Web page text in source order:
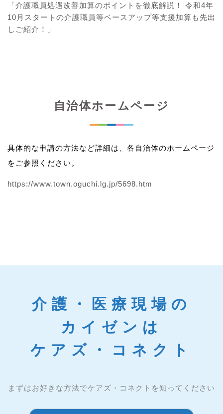
「介護職員処遇改善加算のポイントを徹底解説！ 令和4年
10月スタートの介護職員等ベースアップ等支援加算も先出
しご紹介！」
自治体ホームページ
具体的な申請の方法など詳細は、各自治体のホームページ
をご参照ください。
https://www.town.oguchi.lg.jp/5698.htm
介護・医療現場の
カイゼンは
ケアズ・コネクト
まずはお好きな方法でケアズ・コネクトを知ってください